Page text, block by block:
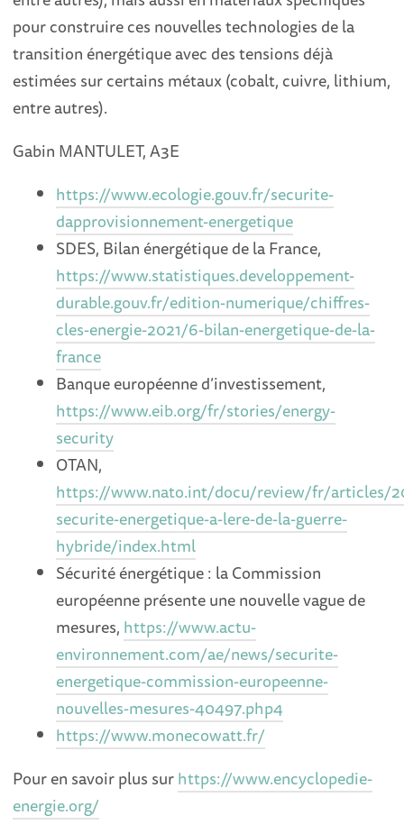
pour construire ces nouvelles technologies de la
transition énergétique avec des tensions déjà
estimées sur certains métaux (cobalt, cuivre, lithium,
entre autres).
Gabin MANTULET, A3E
https://www.ecologie.gouv.fr/securite-
dapprovisionnement-energetique
SDES, Bilan énergétique de la France,
https://www.statistiques.developpement-
durable.gouv.fr/edition-numerique/chiffres-
cles-energie-2021/6-bilan-energetique-de-la-
france
Banque européenne d’investissement,
https://www.eib.org/fr/stories/energy-
security
OTAN,
https://www.nato.int/docu/review/fr/articles/
securite-energetique-a-lere-de-la-guerre-
hybride/index.html
Sécurité énergétique : la Commission
européenne présente une nouvelle vague de
mesures, https://www.actu-
environnement.com/ae/news/securite-
energetique-commission-europeenne-
nouvelles-mesures-40497.php4
https://www.monecowatt.fr/
Pour en savoir plus surhttps://www.encyclopedie-
energie.org/